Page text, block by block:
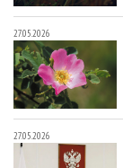
27.05.2026
27.05.2026